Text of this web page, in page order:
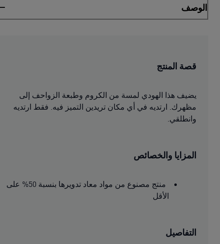
الوصف
قصة المنتج
يضيف هذا الهودي لمسة من الكروم وطبعة الزواحف إلى
مظهرك. ارتديه في أي مكان تريدين التميز فيه. فقط ارتديه
وانطلقي.
المزايا والخصائص
منتج مصنوع من مواد معاد تدويرها بنسبة 50% على
الأقل
التفاصيل